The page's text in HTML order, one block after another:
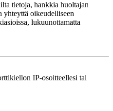
tietoja, hankkia huoltajan
yhteyttä oikeudelliseen
lukuunottamatta
IP-osoitteellesi tai